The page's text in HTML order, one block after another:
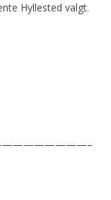
Hyllested valgt.